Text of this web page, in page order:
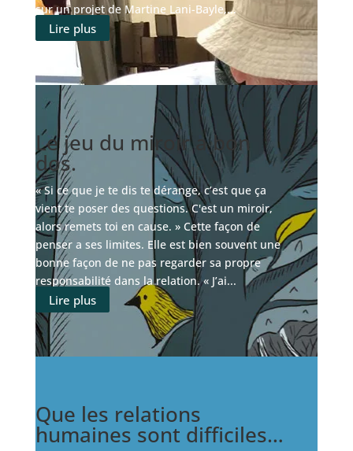
sur un projet de Martine Lani-Bayle,...
Lire plus
Le jeu du miroir a bon
dos.
« Si ce que je te dis te dérange, c’est que ça
vient te poser des questions. C'est un miroir,
alors remets toi en cause. » Cette façon de
penser a ses limites. Elle est bien souvent une
bonne façon de ne pas regarder sa propre
responsabilité dans la relation. « J’ai...
Lire plus
Que les relations
humaines sont difficiles…